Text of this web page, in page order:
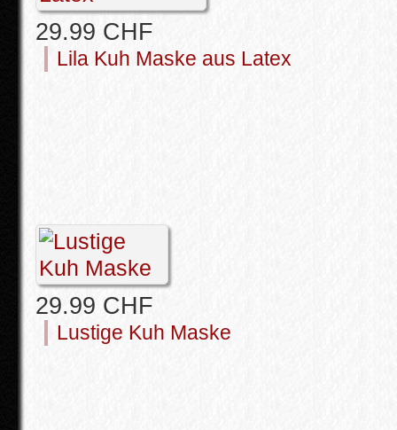
29.99 CHF
Lila Kuh Maske aus Latex
29.99 CHF
Lustige Kuh Maske